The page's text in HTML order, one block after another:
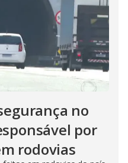
no
por
rodovias